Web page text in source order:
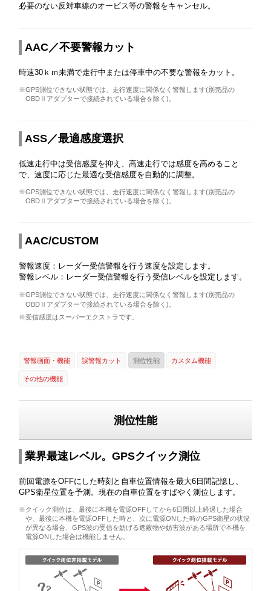
必要のない反対車線のオービス等の警報をキャンセル。
AAC／不要警報カット
時速30ｋｍ未満で走行中または停車中の不要な警報をカット。
※GPS測位できない状態では、走行速度に関係なく警報します(別売品の
OBDⅡアダプターで接続されている場合を除く)。
ASS／最適感度選択
低速走行中は受信感度を抑え、高速走行では感度を高めること
で、速度に応じた最適な受信感度を自動的に調整。
※GPS測位できない状態では、走行速度に関係なく警報します(別売品の
OBDⅡアダプターで接続されている場合を除く)。
AAC/CUSTOM
警報速度：レーダー受信警報を行う速度を設定します。
警報レベル：レーダー受信警報を行う受信レベルを設定します。
※GPS測位できない状態では、走行速度に関係なく警報します(別売品の
OBDⅡアダプターで接続されている場合を除く)。
※受信感度はスーパーエクストラです。
警報画面・機能 誤警報カット 測位性能 カスタム機能
その他の機能
測位性能
業界最速レベル。GPSクイック測位
前回電源をOFFにした時刻と自車位置情報を最大6日間記憶し、
GPS衛星位置を予測。現在の自車位置をすばやく測位します。
※クイック測位は、最後に本機を電源OFFしてから6日間以上経過した場合
や、最後に本機を電源OFFした時と、次に電源ONした時のGPS衛星の状況
が異なる場合、GPS波の受信を妨げる遮蔽物や妨害波がある場所で本機を
電源ONした場合は機能しません。